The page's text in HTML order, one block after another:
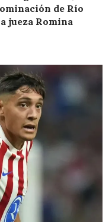
de Río
jueza Romina